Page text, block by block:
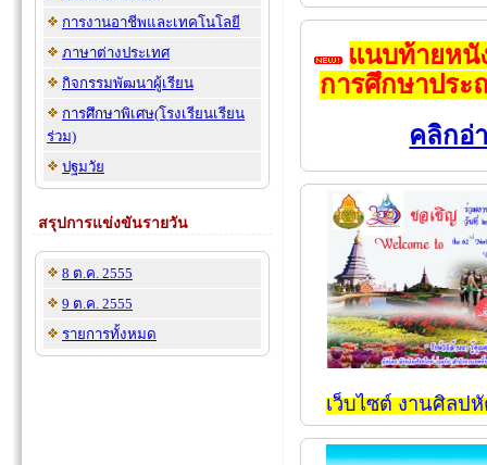
การงานอาชีพและเทคโนโลยี
ภาษาต่างประเทศ
กิจกรรมพัฒนาผู้เรียน
การศึกษาพิเศษ(โรงเรียนเรียน
ร่วม)
ปฐมวัย
สรุปการแข่งขันรายวัน
8 ต.ค. 2555
9 ต.ค. 2555
รายการทั้งหมด
แนบท้ายหนั
การศึกษาประ
คลิกอ่
เว็บไซต์ งานศิลป